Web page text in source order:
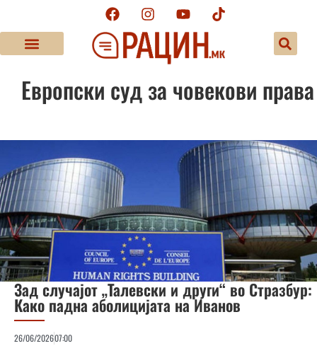
Европски суд за човекови права
Зад случајот „Талевски и други“ во Стразбур:
Како падна аболицијата на Иванов
26/06/202607:00